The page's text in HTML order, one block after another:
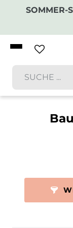
SOMMER-